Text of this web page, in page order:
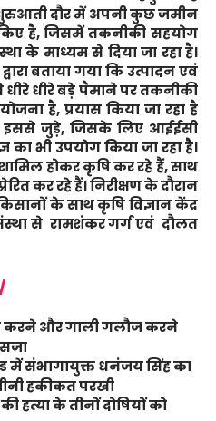
शुरुआती दौर में अपनी कुछ जमीन
है, जिसमें तकनीकी सहयोग
के माध्यम से दिया जा रहा है।
बताया गया कि उत्पादन एवं
धीरे बड़े पैमाने पर तकनीकी
है, प्रयास किया जा रहा है
इससे जुड़े, जिसके लिए आईईसी
का भी उपयोग किया जा रहा है।
होकर कृषि कर रहे हैं, साथ
कर रहे हैं। निरीक्षण के दौरान
के साथ कृषि विज्ञान केंद्र
संस्था से रामशंकर गर्ग एवं दौलत
करने और गाली गलौज करने
में संभागायुक्त धनंजय सिंह का
हकीकत परखी
हत्या के तीनों दोषियों को